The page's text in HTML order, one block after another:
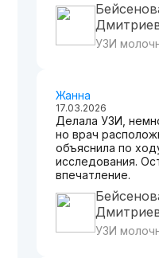
УЗИ
Жанна
17.03.2026
Делала УЗИ,
но врач
объяснила по
исследования.
впечатление.
УЗИ